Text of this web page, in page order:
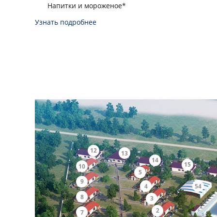
Напитки и мороженое*
Узнать подробнее
2
3
4
5
7
8
9
10
12
13
14
15
54